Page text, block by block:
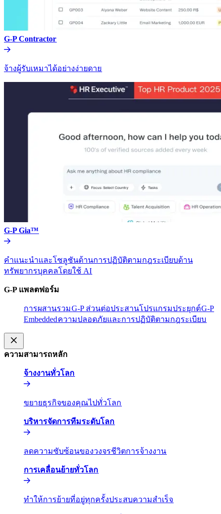
G-P Contractor​​
จ้างผู้รับเหมาได้อย่างง่ายดาย​​
G-P Gia™​​
คำแนะนำและโซลูชันด้านการปฏิบัติตามกฎระเบียบด้าน
ทรัพยากรบุคคลโดยใช้ AI​​
G-P แพลตฟอร์ม​​
การผสานรวม​​G-P ส่วนต่อประสานโปรแกรมประยุกต์​​G-P
Embedded​​ความปลอดภัยและการปฏิบัติตามกฎระเบียบ​​
ความสามารถหลัก​​
จ้างงานทั่วโลก​​
ขยายธุรกิจของคุณไปทั่วโลก​​
บริหารจัดการทีมระดับโลก​​
ลดความซับซ้อนของวงจรชีวิตการจ้างงาน​​
การเคลื่อนย้ายทั่วโลก​​
ทำให้การย้ายที่อยู่ทุกครั้งประสบความสำเร็จ​​